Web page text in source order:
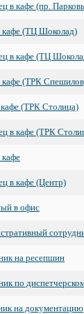
в кафе (пр.
кафе (ТЦ Шоколад)
в кафе (ТЦ
кафе (ТРК
кафе (ТРК Столица)
в кафе (ТРК
в кафе (Центр)
в офис
на ресепшин
по
на документацию